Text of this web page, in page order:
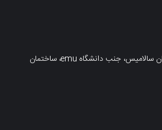
قبرس شمالی، فاماگوستا، خیابان سالامیس، جنب دانشگاه emu، ساختمان